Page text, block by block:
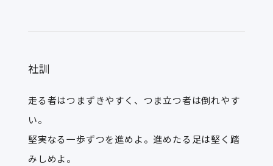
社訓
走る者はつまずきやすく、つま立つ者は倒れやす
い。
堅実なる一歩ずつを進めよ。進めたる足は堅く踏
みしめよ。